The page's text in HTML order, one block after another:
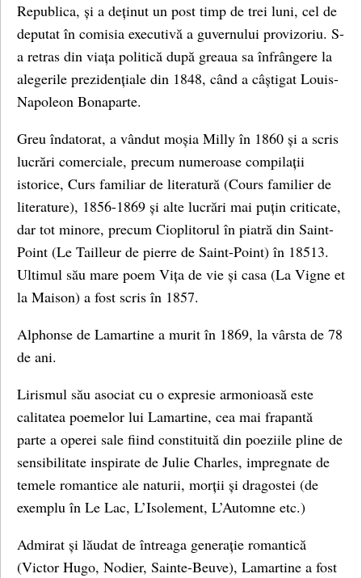
Republica, și a deținut un post timp de trei luni, cel de
deputat în comisia executivă a guvernului provizoriu. S-
a retras din viața politică după greaua sa înfrângere la
alegerile prezidențiale din 1848, când a câștigat Louis-
Napoleon Bonaparte.
Greu îndatorat, a vândut moșia Milly în 1860 și a scris
lucrări comerciale, precum numeroase compilații
istorice, Curs familiar de literatură (Cours familier de
literature), 1856-1869 și alte lucrări mai puțin criticate,
dar tot minore, precum Cioplitorul în piatră din Saint-
Point (Le Tailleur de pierre de Saint-Point) în 18513.
Ultimul său mare poem Vița de vie și casa (La Vigne et
la Maison) a fost scris în 1857.
Alphonse de Lamartine a murit în 1869, la vârsta de 78
de ani.
Lirismul său asociat cu o expresie armonioasă este
calitatea poemelor lui Lamartine, cea mai frapantă
parte a operei sale fiind constituită din poeziile pline de
sensibilitate inspirate de Julie Charles, impregnate de
temele romantice ale naturii, morții și dragostei (de
exemplu în Le Lac, L’Isolement, L’Automne etc.)
Admirat și lăudat de întreaga generație romantică
(Victor Hugo, Nodier, Sainte-Beuve), Lamartine a fost